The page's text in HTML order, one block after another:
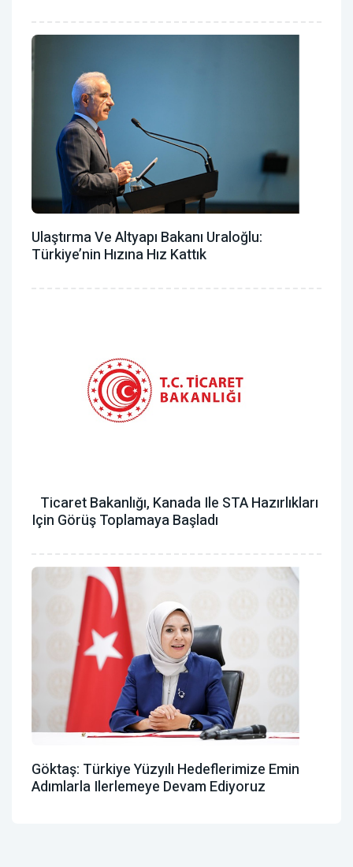
Ulaştırma Ve Altyapı Bakanı Uraloğlu:
Türkiye’nin Hızına Hız Kattık
Ticaret Bakanlığı, Kanada Ile STA Hazırlıkları
Için Görüş Toplamaya Başladı
Göktaş: Türkiye Yüzyılı Hedeflerimize Emin
Adımlarla Ilerlemeye Devam Ediyoruz